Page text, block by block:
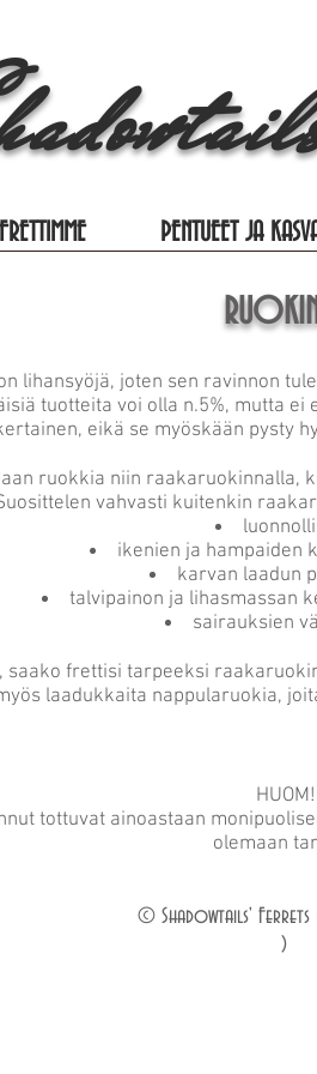
FRETTIMME PENTUEET JA
lihansyöjä, joten sen ravinnon
tuotteita voi olla n.5%, mutta
eikä se myöskään pysty
ruokkia niin raakaruokinnalla,
vahvasti kuitenkin
ikenien ja hampaiden
karvan laadun
talvipainon ja lihasmassan
sairauksien
saako frettisi tarpeeksi
laadukkaita nappularuokia,
HUOM!
tottuvat ainoastaan
olemaan
© Shadowtails'
)